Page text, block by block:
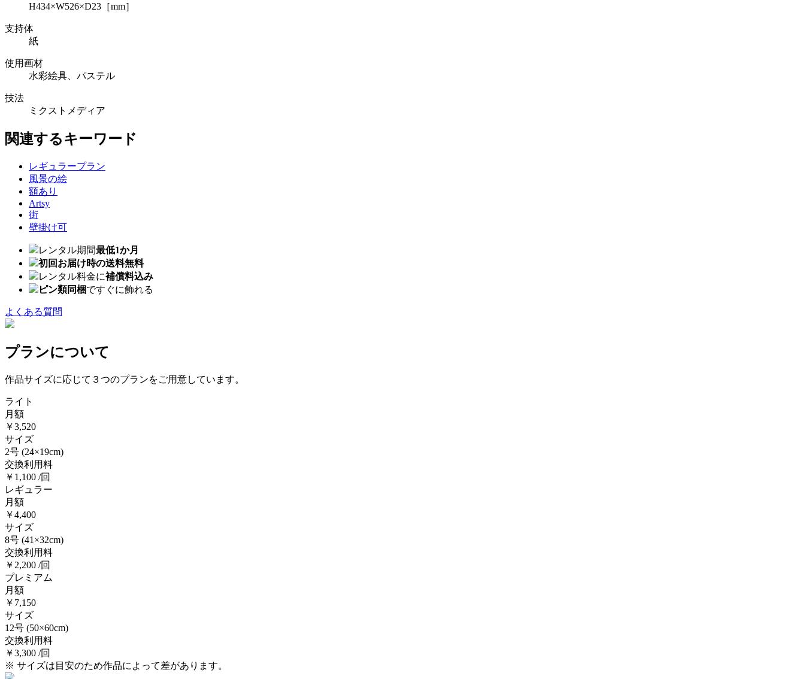
H434×W526×D23［mm］
支持体
紙
使用画材
水彩絵具、パステル
技法
ミクストメディア
関連するキーワード
レギュラープラン
風景の絵
額あり
Artsy
街
壁掛け可
レンタル期間最低1か月
初回お届け時の送料無料
レンタル料金に補償料込み
ピン類同梱ですぐに飾れる
よくある質問
プランについて
作品サイズに応じて３つのプランをご用意しています。
ライト
月額
￥3,520
サイズ
2号 (24×19cm)
交換利用料
￥1,100 /回
レギュラー
月額
￥4,400
サイズ
8号 (41×32cm)
交換利用料
￥2,200 /回
プレミアム
月額
￥7,150
サイズ
12号 (50×60cm)
交換利用料
￥3,300 /回
※ サイズは目安のため作品によって差があります。